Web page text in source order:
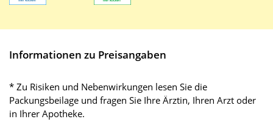
Informationen zu Preisangaben
* Zu Risiken und Nebenwirkungen lesen Sie die
Packungsbeilage und fragen Sie Ihre Ärztin, Ihren Arzt oder
in Ihrer Apotheke.